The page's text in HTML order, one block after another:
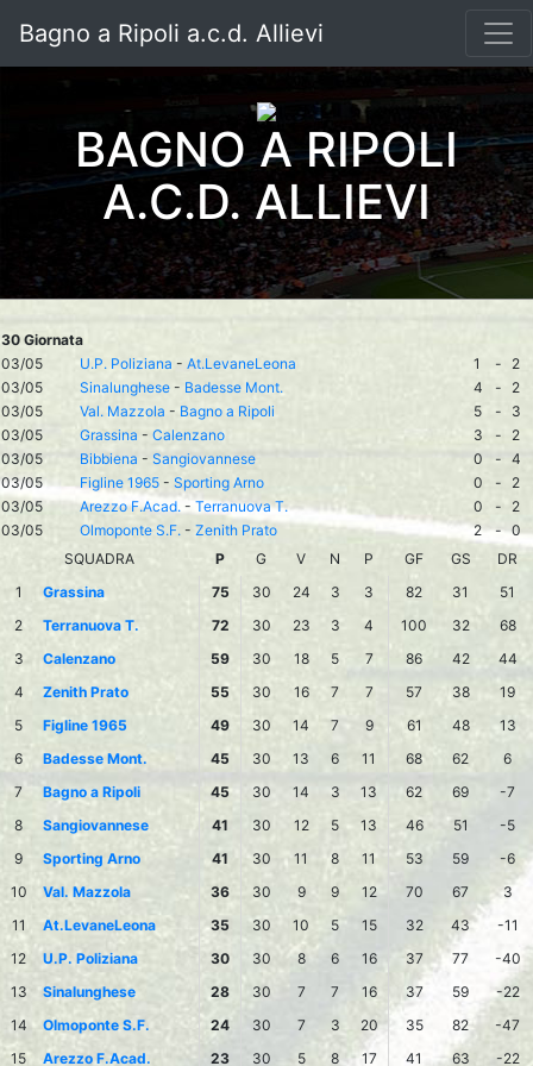
Bagno a Ripoli a.c.d. Allievi
BAGNO A RIPOLI
A.C.D. ALLIEVI
30 Giornata
03/05
U.P. Poliziana - At.LevaneLeona 1 -
2
03/05
Sinalunghese - Badesse Mont. 4 -
2
03/05
Val. Mazzola - Bagno a Ripoli 5 -
3
03/05
Grassina - Calenzano 3 -
2
03/05
Bibbiena - Sangiovannese 0 - 4
03/05
Figline 1965 - Sporting Arno 0 -
2
03/05
Arezzo F.Acad. - Terranuova T. 0 -
2
03/05
Olmoponte S.F. - Zenith Prato 2 - 0
SQUADRA
P G V N P GF GS
DR
1
Grassina 75 30 24 3 3 82 31
51
2
Terranuova T. 72 30 23 3 4 100 32
68
3
Calenzano 59 30 18 5 7 86 42
44
4
Zenith Prato 55 30 16 7 7 57 38
19
5
Figline 1965 49 30 14 7 9 61 48
13
6
Badesse Mont. 45 30 13 6 11 68 62
6
7
Bagno a Ripoli 45 30 14 3 13 62 69
-7
8
Sangiovannese 41 30 12 5 13 46 51
-5
9
Sporting Arno 41 30 11 8 11 53 59
-6
10
Val. Mazzola 36 30 9 9 12 70 67
3
11
At.LevaneLeona 35 30 10 5 15 32 43
-11
12
U.P. Poliziana 30 30 8 6 16 37 77
-40
13
Sinalunghese 28 30 7 7 16 37 59
-22
14
Olmoponte S.F. 24 30 7 3 20 35 82
-47
15
Arezzo F.Acad. 23 30 5 8 17 41 63 -22